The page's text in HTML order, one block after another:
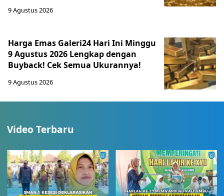
9 Agustus 2026
Harga Emas Galeri24 Hari Ini Minggu
9 Agustus 2026 Lengkap dengan
Buyback! Cek Semua Ukurannya!
9 Agustus 2026
Video Terbaru